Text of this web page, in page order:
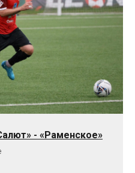
- «Раменское»